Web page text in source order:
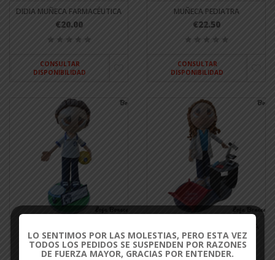
DIDIA MUÑECA FARMACÉUTICA
€20.00
CONSULTAR
DISPONIBILIDAD
MUÑECA PEDIATRA
€22.50
CONSULTAR
DISPONIBILIDAD
FISIOTERAPEUTA
€20.00
€20.00
LO SENTIMOS POR LAS MOLESTIAS, PERO ESTA VEZ
TODOS LOS PEDIDOS SE SUSPENDEN POR RAZONES
DE FUERZA MAYOR, GRACIAS POR ENTENDER.